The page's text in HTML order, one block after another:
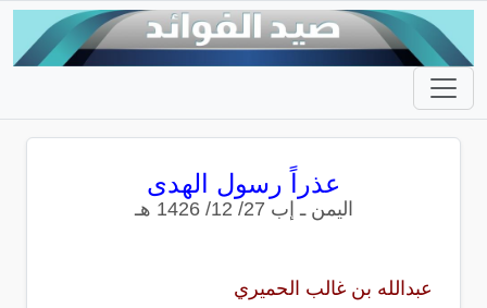
عذراً رسول الهدى
اليمن ـ إب 27/ 12/ 1426 هـ
عبدالله بن غالب الحميري